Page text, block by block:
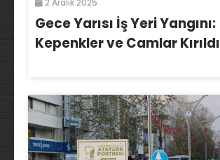
2 Aralık 2025
Gece Yarısı İş Yeri Yangını:
Kepenkler ve Camlar Kırıldı